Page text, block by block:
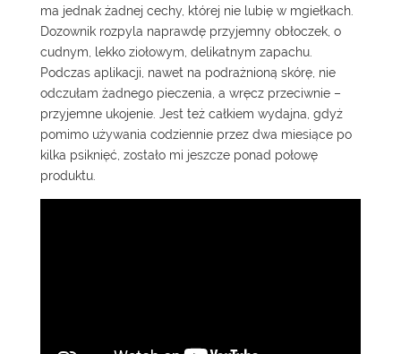
ma jednak żadnej cechy, której nie lubię w mgiełkach.
Dozownik rozpyla naprawdę przyjemny obłoczek, o
cudnym, lekko ziołowym, delikatnym zapachu.
Podczas aplikacji, nawet na podrażnioną skórę, nie
odczułam żadnego pieczenia, a wręcz przeciwnie –
przyjemne ukojenie. Jest też całkiem wydajna, gdyż
pomimo używania codziennie przez dwa miesiące po
kilka psiknięć, zostało mi jeszcze ponad połowę
produktu.